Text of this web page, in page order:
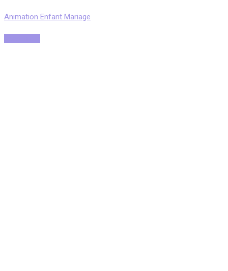
Animation Enfant Mariage